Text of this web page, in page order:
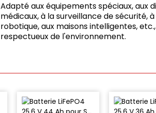
Adapté aux équipements spéciaux, aux
médicaux, à la surveillance de sécurité,
robotique, aux maisons intelligentes,
respectueux de l'environnement.